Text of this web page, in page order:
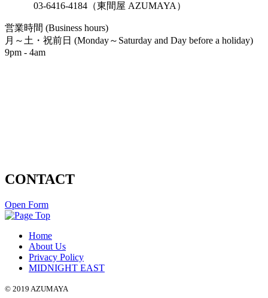
03-6416-4184（東間屋 AZUMAYA）
営業時間 (Business hours)
月～土・祝前日 (Monday～Saturday and Day before a holiday)
9pm - 4am
CONTACT
Open Form
Home
About Us
Privacy Policy
MIDNIGHT EAST
© 2019 AZUMAYA